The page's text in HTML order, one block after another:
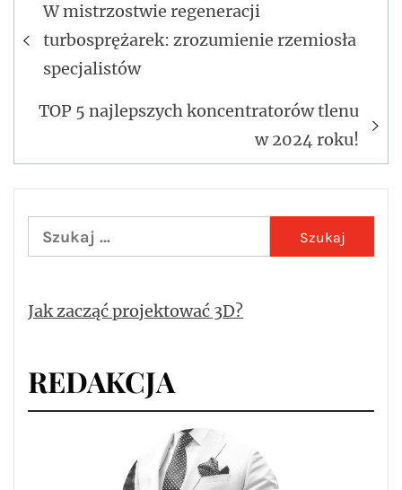
Nawigacja
wpisu
W mistrzostwie regeneracji
turbosprężarek: zrozumienie rzemiosła
specjalistów
TOP 5 najlepszych koncentratorów tlenu
w 2024 roku!
Szukaj:
Jak zacząć projektować 3D?
REDAKCJA